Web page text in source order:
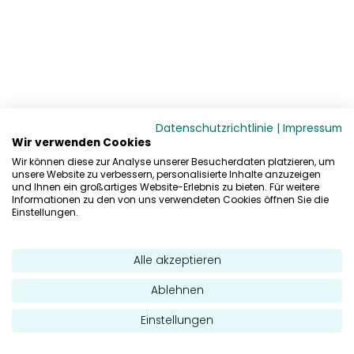
Datenschutzrichtlinie | Impressum
Wir verwenden Cookies
Wir können diese zur Analyse unserer Besucherdaten platzieren, um
unsere Website zu verbessern, personalisierte Inhalte anzuzeigen
und Ihnen ein großartiges Website-Erlebnis zu bieten. Für weitere
Informationen zu den von uns verwendeten Cookies öffnen Sie die
Einstellungen.
Alle akzeptieren
Ablehnen
Einstellungen